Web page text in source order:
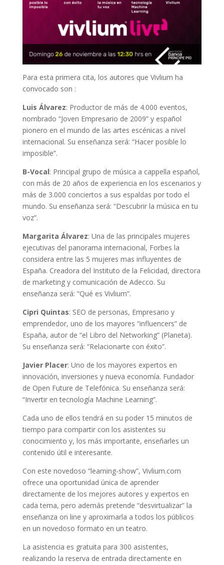
Para esta primera cita, los autores que Vivlium ha
convocado son :
Luis Álvarez: Productor de más de 4.000 eventos,
nombrado “Joven Empresario de 2009” y español
pionero en el mundo de las artes escénicas a nivel
internacional. Su enseñanza será: “Hacer posible lo
imposible”.
B-Vocal: Principal grupo de música a cappella español,
con más de 20 años de experiencia en los escenarios y
más de 3.000 conciertos a sus espaldas por todo el
mundo. Su enseñanza será: “Descubrir la música en tu
voz”.
Margarita Álvarez: Una de las principales mujeres
ejecutivas del panorama internacional, Forbes la
considera entre las 5 mujeres mas influyentes de
España. Creadora del Instituto de la Felicidad, directora
de marketing y comunicación de Adecco. Su
enseñanza será: “Qué es Vivlium”.
Cipri Quintas: SEO de personas, Empresario y
emprendedor, uno de los mayores “influencers” de
España, autor de “el Libro del Networking” (Planeta).
Su enseñanza será: “Relacionarte con éxito”.
Javier Placer: Uno de los mayores expertos en
innovación, inversiones y nueva economía. Fundador
de Open Future de Telefónica. Su enseñanza será:
“Invertir en tecnología Machine Learning”.
Cada uno de ellos tendrá en su poder 15 minutos de
tiempo para compartir con los asistentes su
conocimiento y, los más importante, enseñarles un
contenido útil e interesante.
Con este novedoso “learning-show”, Vivlium.com
ofrece una oportunidad única de aprender
directamente de los mejores autores y expertos en
cada tema, pero además pretende “desvirtualizar” la
enseñanza on line y aproximarla a todos los públicos
en un novedoso formato en un teatro.
La asistencia es gratuita para 300 asistentes,
realizando la reserva de entrada directamente en